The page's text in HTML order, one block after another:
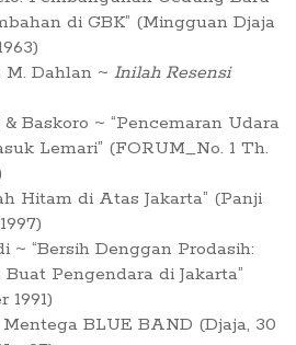
di GBK” (Mingguan Djaja
Dahlan ~ Inilah Resensi
Baskoro ~ “Pencemaran Udara
Lemari” (FORUM_No. 1 Th.
Hitam di Atas Jakarta” (Panji
~ “Bersih Denggan Prodasih:
Pengendara di Jakarta”
1991)
BLUE BAND (Djaja, 30